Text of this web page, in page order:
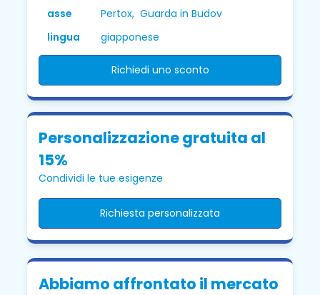
asse
Pertox, Guarda in Budov
lingua
giapponese
Richiedi uno sconto
Personalizzazione gratuita al
15%
Condividi le tue esigenze
Richiesta personalizzata
Abbiamo affrontato il mercato